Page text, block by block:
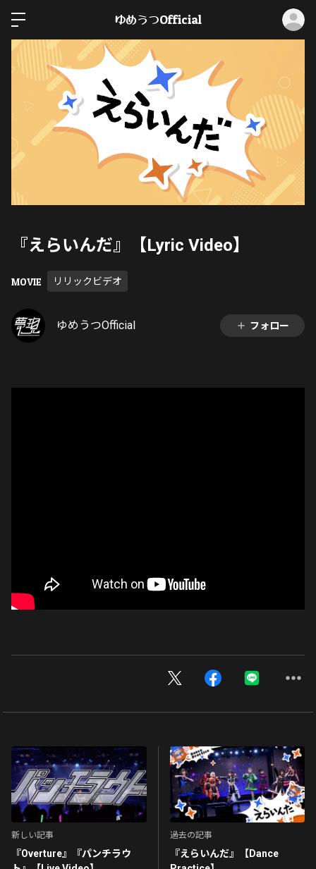
ゆめうつOfficial
『えらいんだ』【Lyric Video】
MOVIE リリックビデオ
ゆめうつOfficial フォロー
新しい記事
『Overture』『パンチラウ
過去の記事
『えらいんだ』【Dance